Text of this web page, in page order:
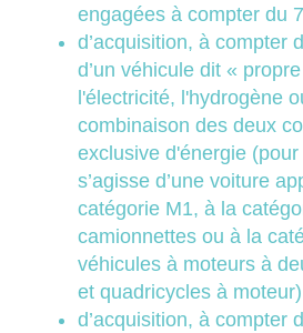
engagées à compter du
d’acquisition, à compter
d’un véhicule dit «
l'électricité, l'hydrogène
combinaison des deux
exclusive d'énergie (pour
s’agisse d’une voiture
catégorie M1, à la
camionnettes ou à la
véhicules à moteurs à
et quadricycles à
d’acquisition, à compter